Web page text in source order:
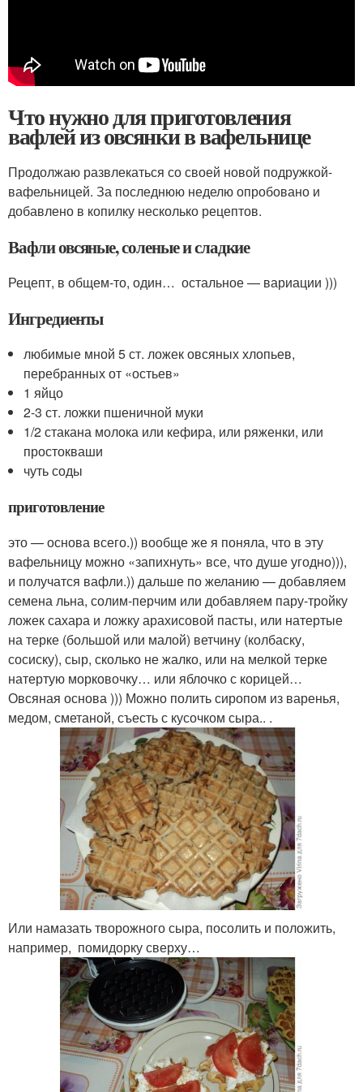
Что нужно для приготовления
вафлей из овсянки в вафельнице
Продолжаю развлекаться со своей новой подружкой-
вафельницей. За последнюю неделю опробовано и
добавлено в копилку несколько рецептов.
Вафли овсяные, соленые и сладкие
Рецепт, в общем-то, один… остальное — вариации )))
Ингредиенты
любимые мной 5 ст. ложек овсяных хлопьев,
перебранных от «остьев»
1 яйцо
2-3 ст. ложки пшеничной муки
1/2 стакана молока или кефира, или ряженки, или
простокваши
чуть соды
приготовление
это — основа всего.)) вообще же я поняла, что в эту
вафельницу можно «запихнуть» все, что душе угодно))),
и получатся вафли.)) дальше по желанию — добавляем
семена льна, солим-перчим или добавляем пару-тройку
ложек сахара и ложку арахисовой пасты, или натертые
на терке (большой или малой) ветчину (колбаску,
сосиску), сыр, сколько не жалко, или на мелкой терке
натертую морковочку… или яблочко с корицей…
Овсяная основа ))) Можно полить сиропом из варенья,
медом, сметаной, съесть с кусочком сыра.. .
Или намазать творожного сыра, посолить и положить,
например, помидорку сверху…